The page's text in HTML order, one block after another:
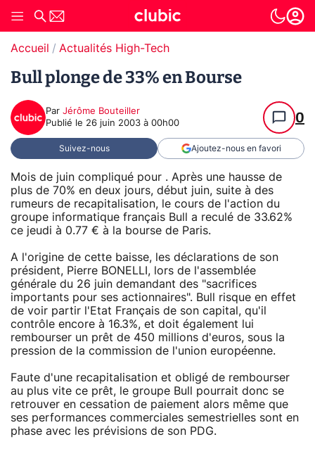
Accueil Actualités High-Tech
Bull plonge de 33% en Bourse
Par Jérôme Bouteiller
Publié le 26 juin 2003 à 00h00 0
Suivez-nous Ajoutez-nous en favori
Mois de juin compliqué pour . Après une hausse de
plus de 70% en deux jours, début juin, suite à des
rumeurs de recapitalisation, le cours de l'action du
groupe informatique français Bull a reculé de 33.62%
ce jeudi à 0.77 € à la bourse de Paris.
A l'origine de cette baisse, les déclarations de son
président, Pierre BONELLI, lors de l'assemblée
générale du 26 juin demandant des "sacrifices
importants pour ses actionnaires". Bull risque en effet
de voir partir l'Etat Français de son capital, qu'il
contrôle encore à 16.3%, et doit également lui
rembourser un prêt de 450 millions d'euros, sous la
pression de la commission de l'union européenne.
Faute d'une recapitalisation et obligé de rembourser
au plus vite ce prêt, le groupe Bull pourrait donc se
retrouver en cessation de paiement alors même que
ses performances commerciales semestrielles sont en
phase avec les prévisions de son PDG.